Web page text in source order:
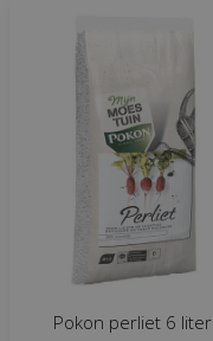
Pokon perliet 6 liter